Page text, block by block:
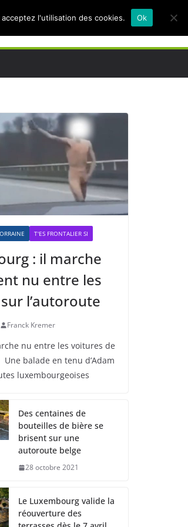
T'ES FRONTALIER SI
: il marche
nu entre les
l’autoroute
Franck Kremer
nu entre les voitures de
balade en tenu d’Adam
luxembourgeoises
Des centaines de
bouteilles de bière se
brisent sur une
autoroute belge
28 octobre 2021
Le Luxembourg valide la
réouverture des
l'utilisation des cookies. Ok